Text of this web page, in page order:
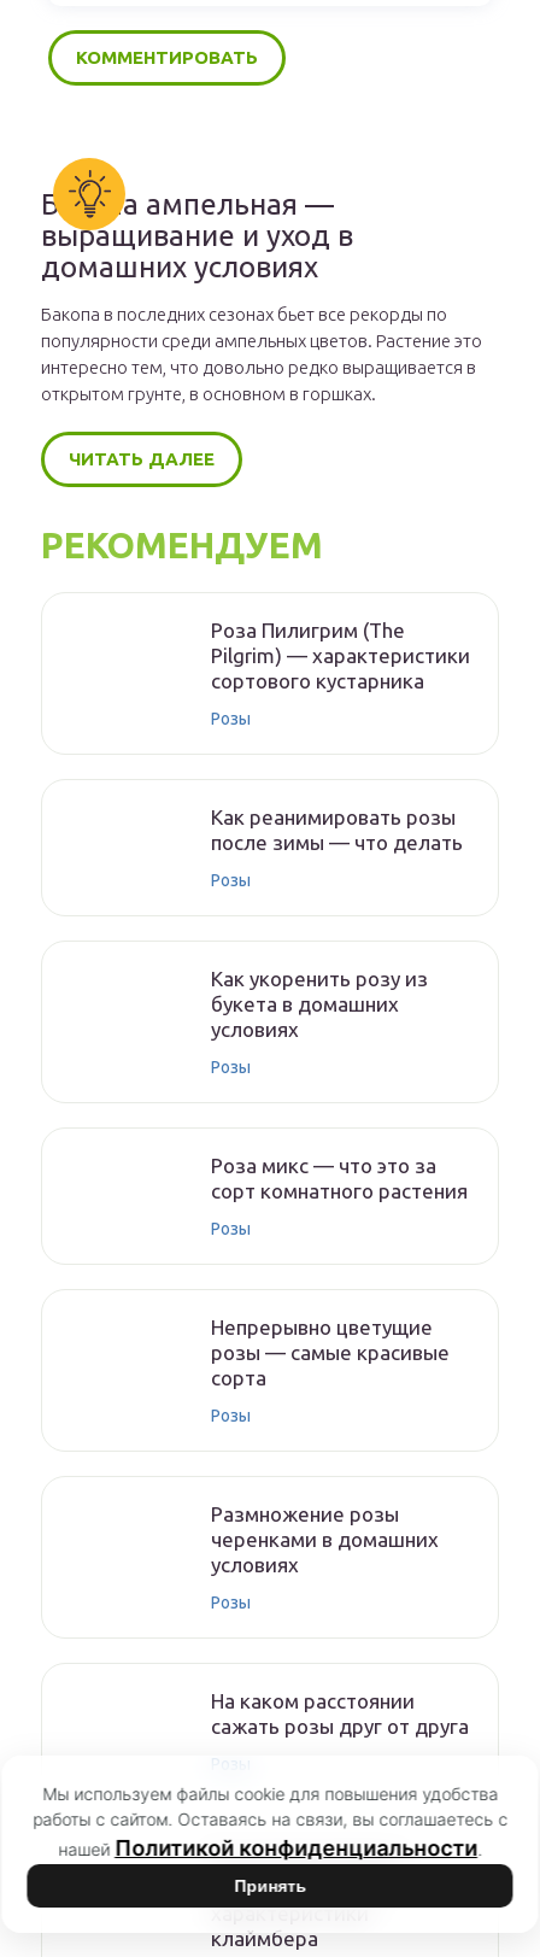
Бакопа ампельная —
выращивание и уход в
домашних условиях
Бакопа в последних сезонах бьет все рекорды по
популярности среди ампельных цветов. Растение это
интересно тем, что довольно редко выращивается в
открытом грунте, в основном в горшках.
ЧИТАТЬ ДАЛЕЕ
РЕКОМЕНДУЕМ
Роза Пилигрим (The
Pilgrim) — характеристики
сортового кустарника
Розы
Как реанимировать розы
после зимы — что делать
Розы
Как укоренить розу из
букета в домашних
условиях
Розы
Роза микс — что это за
сорт комнатного растения
Розы
Непрерывно цветущие
розы — самые красивые
сорта
Розы
Размножение розы
черенками в домашних
условиях
Розы
На каком расстоянии
сажать розы друг от друга
Розы
Роза Голден Шауэрс
(Golden Showers) —
характеристики
клаймбера
Мы используем файлы cookie для повышения удобства
работы с сайтом. Оставаясь на связи, вы соглашаетесь с
нашей Политикой конфиденциальности.
Принять